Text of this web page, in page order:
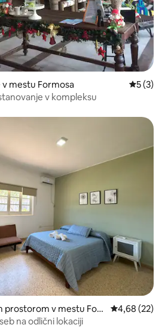
mestu Formosa
5 (3)
v kompleksu
prostorom v mestu For
Povprečna
4,68 (22)
na odlični lokaciji